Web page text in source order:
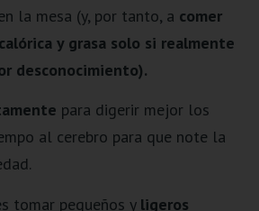
la mesa (y, por tanto, a comer
y grasa solo si realmente
desconocimiento).
para digerir mejor los
al cerebro para que note la
tomar pequeños y ligeros